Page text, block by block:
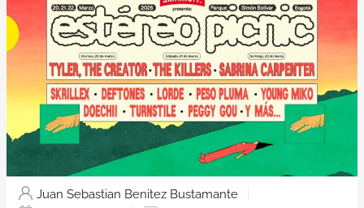
Juan Sebastian Benitez Bustamante